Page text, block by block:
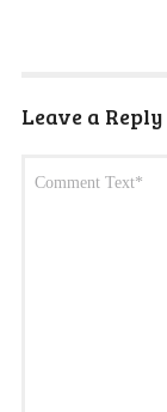
Leave a Reply